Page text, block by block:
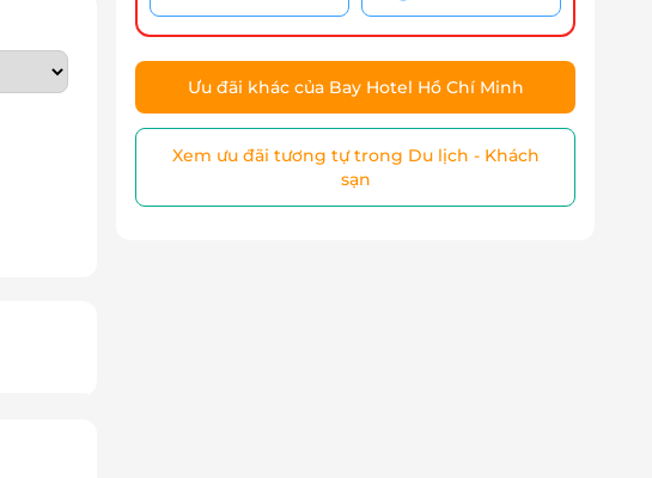
Ưu đãi khác của Bay Hotel Hồ Chí Minh
Xem ưu đãi tương tự trong Du lịch - Khách
sạn